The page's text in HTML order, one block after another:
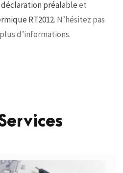
déclaration préalableet
RT2012. N’hésitez pas
d’informations.